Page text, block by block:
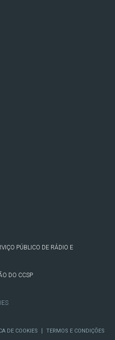
PÚBLICO DE RÁDIO E
DO CCSP
DE COOKIES | TERMOS E CONDIÇÕES